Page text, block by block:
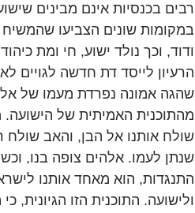
רבים בכנסיות אינם מבינים
במקומות שונים הצביעו
ודוד, וכך נולד ישוע, חי ומת
הרעיון לייסד דת חדשה לגויים
שהגה אמונה נפרדת מעמו של
מהתוכנית האמיתית של
שולח אותנו אל הבן, והאב שולח
שנתן לעמו. אלהים צופה בנו,
התנגדות, הוא מאחד אותנו
ולישועה. התוכנית הזו הגיונית,